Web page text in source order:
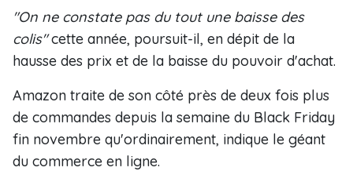
"On ne constate pas du tout une baisse des
colis"cette année, poursuit-il, en dépit de la
hausse des prix et de la baisse du pouvoir d'achat.
Amazon traite de son côté près de deux fois plus
de commandes depuis la semaine du Black Friday
fin novembre qu'ordinairement, indique le géant
du commerce en ligne.